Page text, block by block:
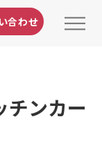
合わせ
チンカー